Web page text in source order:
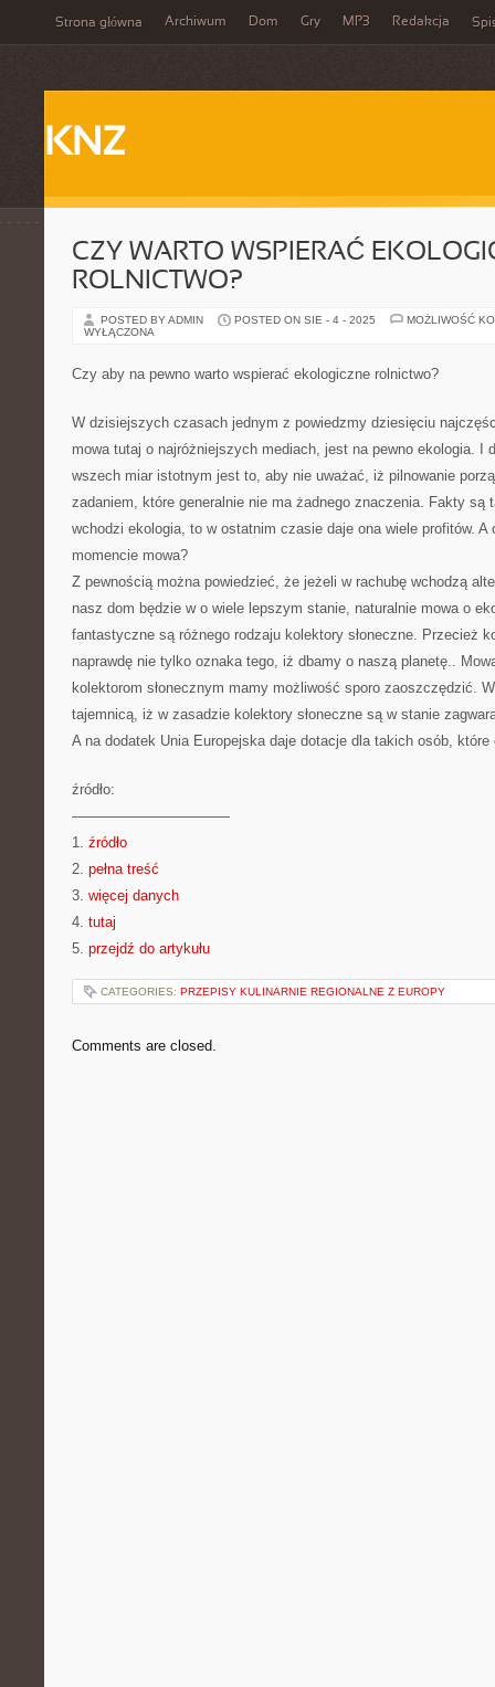
Strona główna Archiwum Dom Gry MP3 Redakcja
KNZ
CZY WARTO WSPIERAĆ
ROLNICTWO?
POSTED BY ADMIN POSTED ON SIE - 4 - 2025
MOŻLIWOŚĆ
WYŁĄCZONA
Czy aby na pewno warto wspierać ekologiczne rolnictwo?
W dzisiejszych czasach jednym z powiedzmy dziesięciu
mowa tutaj o najróżniejszych mediach, jest na pewno ekologia. I
wszech miar istotnym jest to, aby nie uważać, iż pilnowanie
zadaniem, które generalnie nie ma żadnego znaczenia. Fakty są
wchodzi ekologia, to w ostatnim czasie daje ona wiele profitów.
momencie mowa?
Z pewnością można powiedzieć, że jeżeli w rachubę wchodzą
nasz dom będzie w o wiele lepszym stanie, naturalnie mowa o
fantastyczne są różnego rodzaju kolektory słoneczne. Przecież
naprawdę nie tylko oznaka tego, iż dbamy o naszą planetę..
kolektorom słonecznym mamy możliwość sporo zaoszczędzić.
tajemnicą, iż w zasadzie kolektory słoneczne są w stanie
A na dodatek Unia Europejska daje dotacje dla takich osób,
źródło:
———————————
1. źródło
2. pełna treść
3. więcej danych
4. tutaj
5. przejdź do artykułu
CATEGORIES: PRZEPISY KULINARNIE REGIONALNE Z EUROPY
Comments are closed.